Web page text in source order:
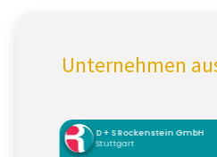
Unternehmen